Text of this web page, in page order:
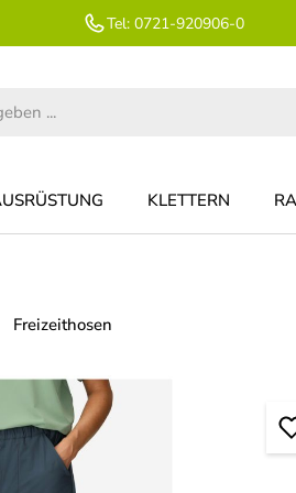
Tel: 0721-920906-0
KLETTERN
Freizeithosen